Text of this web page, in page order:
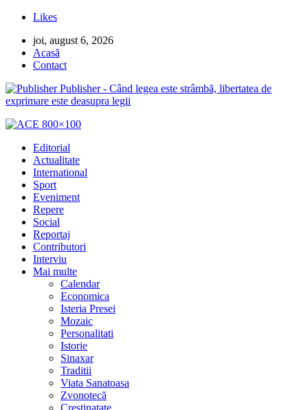
Likes
joi, august 6, 2026
Acasă
Contact
Publisher - Când legea este strâmbă, libertatea de
exprimare este deasupra legii
Editorial
Actualitate
International
Sport
Eveniment
Repere
Social
Reportaj
Contributori
Interviu
Mai multe
Calendar
Economica
Isteria Presei
Mozaic
Personalitati
Istorie
Sinaxar
Traditii
Viata Sanatoasa
Zvonotecă
Crestinatate